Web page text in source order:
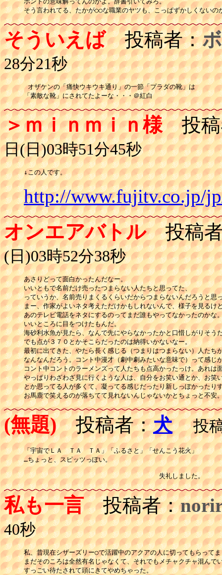
そう言われてる、たかが○○な職業のヤツも、こっぱずかしくないの
そういえば投稿者：
28分21秒
オザケンの「痛快ウキウキ通り」の一節「プラダの靴」は
「素敵な靴」にされてたよーな・・・＠紅白
＞ｍｉｎｍｉｎ様投稿
日(日)03時51分45秒
↓この人です。
http://www.fujitv.co.jp/
オンエアバトル投稿
(日)03時52分38秒
あさりどって面白かったんだなー。
いいともで名前だけ売ったつまらない人たちと思ってた、
っていうか、名前売りまくるくらいだからつまらないんだろうと思
まー、作家がよいネタ考えただけかもしれないんで、様子を見るけ
あのテレビ電話をネタにするのってまだ誰もやってなかったのかな
いいところに目をつけたもんだ。
海砂利水魚が見たら、なんで先にやらなかったかと口惜しがりそう
でも点が３７０とかそこらだったのは納得いかないなー。
最初に出てきた、やたら長く感じる（つまりはつまらない）人たち
なんなんだろう。コント中漫才（劇中劇みたいな意味で）って感じ
コント中コントのラーメンズって人たちも点高かったっけ。あれは
やっぱりわざわざ見に行くような人は、自分をお笑い通とか、お笑
とか思ってる人が多くて、凝ってる感じだったり新しっぽかったり
お馬鹿で笑えるのが落ちてて見れないんじゃないかとちょっと不安
(無題)投稿者：犬 投稿
「宇宙でＬＡ　ＴＡ　ＴＡ」「ふるさと」「せんこう花火」
…ちょっと、スピッツっぽい。
失礼しました。
私も一言投稿者：
40秒
私、昔現在シザーズリー○で活躍中のアクアの人に切ってもらって
まだそのころは全然有名じゃなくて、それでもメチャクチャ混んで
すっごい待たされて頭にきてやめちゃった。